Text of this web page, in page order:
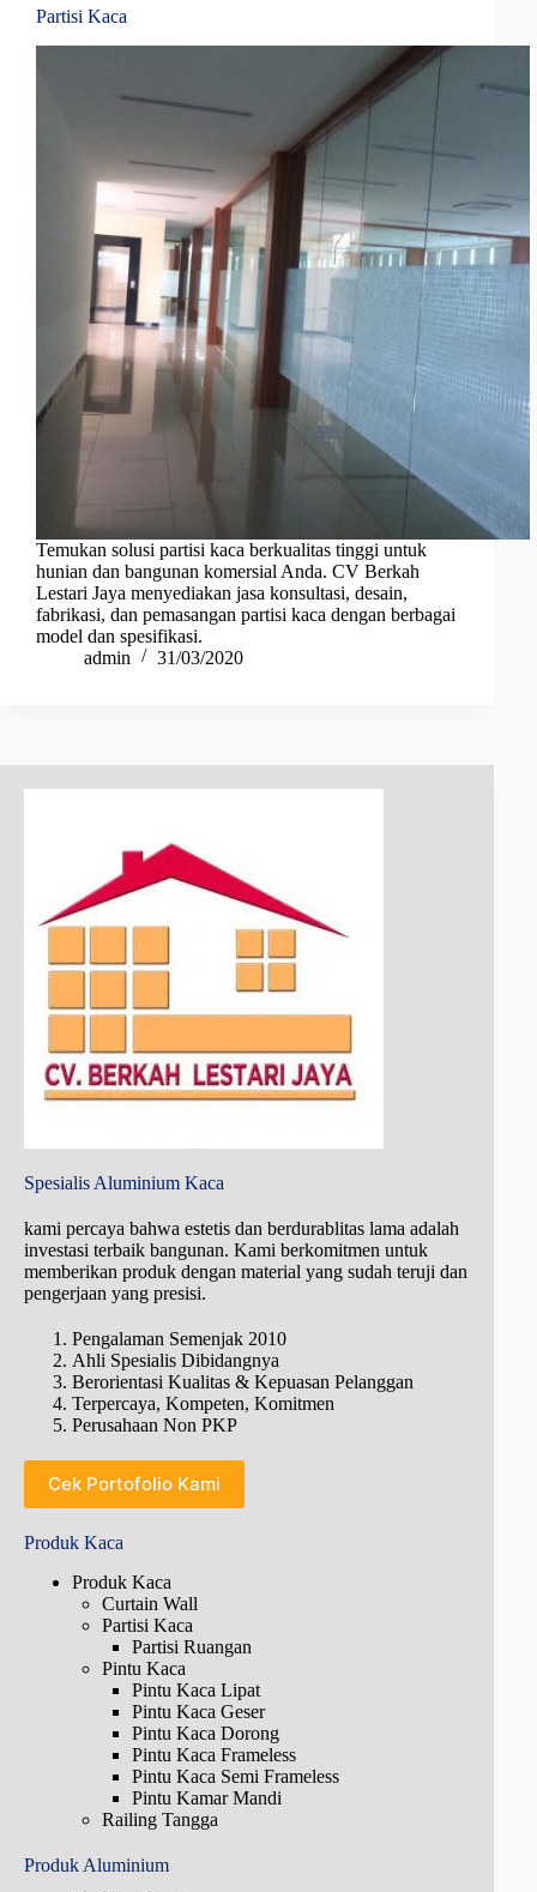
Partisi Kaca
Temukan solusi partisi kaca berkualitas tinggi untuk
hunian dan bangunan komersial Anda. CV Berkah
Lestari Jaya menyediakan jasa konsultasi, desain,
fabrikasi, dan pemasangan partisi kaca dengan berbagai
model dan spesifikasi.
admin
31/03/2020
Spesialis Aluminium Kaca
kami percaya bahwa estetis dan berdurablitas lama adalah
investasi terbaik bangunan. Kami berkomitmen untuk
memberikan produk dengan material yang sudah teruji dan
pengerjaan yang presisi.
Pengalaman Semenjak 2010
Ahli Spesialis Dibidangnya
Berorientasi Kualitas & Kepuasan Pelanggan
Terpercaya, Kompeten, Komitmen
Perusahaan Non PKP
Cek Portofolio Kami
Produk Kaca
Produk Kaca
Curtain Wall
Partisi Kaca
Partisi Ruangan
Pintu Kaca
Pintu Kaca Lipat
Pintu Kaca Geser
Pintu Kaca Dorong
Pintu Kaca Frameless
Pintu Kaca Semi Frameless
Pintu Kamar Mandi
Railing Tangga
Produk Aluminium